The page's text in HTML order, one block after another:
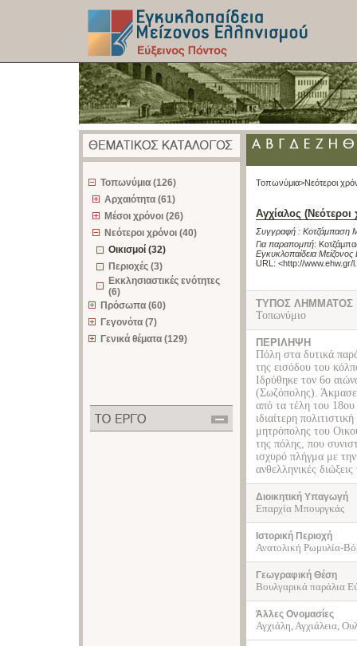
Τοπωνύμια (126)
Αρχαιότητα (61)
Μέσοι χρόνοι (26)
Νεότεροι χρόνοι (40)
Οικισμοί (32)
Περιοχές (3)
Εκκλησιαστικές ενότητες
(6)
Πρόσωπα (60)
Γεγονότα (7)
Γενικά θέματα (129)
Τοπωνύμια>Νεότεροι
Αγχίαλος (Νεότεροι
Συγγραφή : Κοτζάμπαση
Για παραπομπή:
Εγκυκλοπαίδεια
URL: <http://www.ehw.gr/
ΤΥΠΟΣ ΛΗΜΜΑΤΟΣ
Τοπωνύμιο
ΠΕΡΙΛΗΨΗ
Πόλη στα δυτικά
της εισόδου του
Ιδρύθηκε τον 6ο
(Σωζόπολης). Άκμασε
από τα τέλη του 18ου
ιδιαίτερη
μητρόπολης του
της πόλης, που
ισχυρό πλήγμα με
ανθελληνικές
Διοικητική Υπαγωγή
Επαρχία Μπουργκάς
Ιστορική Περιοχή
Ανατολική Ρωμυλία-
Γεωγραφική Θέση
Βουλγαρικά παράλια
Άλλες Ονομασίες
Αγχιάλη, Αγχιάλεια,